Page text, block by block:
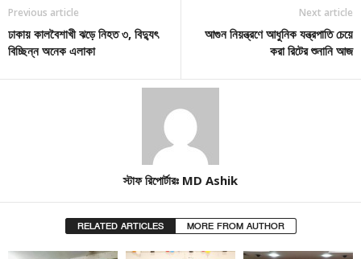
Previous article
ঢাকায় কালবৈশাখী ঝড়ে নিহত ৩, বিদ্যুৎ
বিচ্ছিন্ন অনেক এলাকা
Next article
আগুন নিয়ন্ত্রণে আধুনিক যন্ত্রপাতি চেয়ে
করা রিটের শুনানি আজ
স্টাফ রিপোর্টারঃ MD Ashik
RELATED ARTICLES MORE FROM AUTHOR